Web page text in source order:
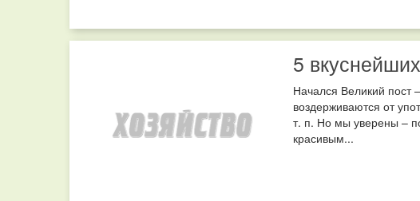
5
Начался Великий пост
воздерживаются от
т. п. Но мы уверены –
красивым...